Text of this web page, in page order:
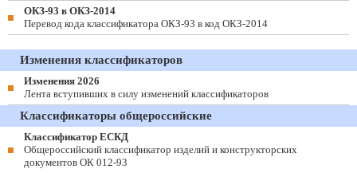
ОКЗ-93 в ОКЗ-2014
Перевод кода классификатора ОКЗ-93 в код ОКЗ-2014
Изменения классификаторов
Изменения 2026
Лента вступивших в силу изменений классификаторов
Классификаторы общероссийские
Классификатор ЕСКД
Общероссийский классификатор изделий и конструкторских
документов ОК 012-93